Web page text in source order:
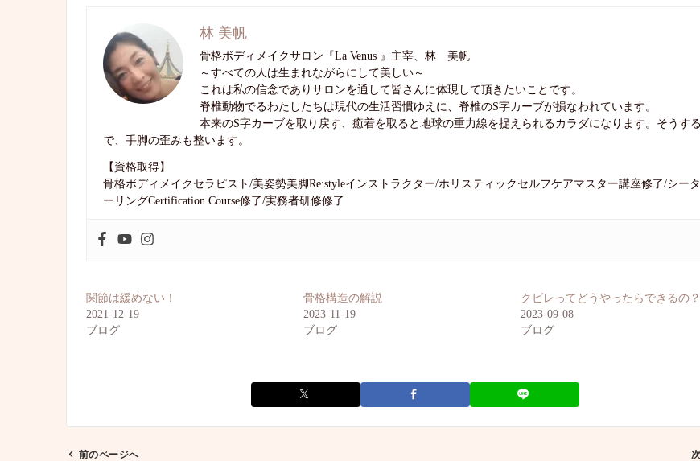
林 美帆
骨格ボディメイクサロン『La Venus 』主宰、林 美帆
～すべての人は生まれながらにして美しい～
これは私の信念でありサロンを通して皆さんに体現して頂きたいことです。
脊椎動物でるわたしたちは現代の生活習慣ゆえに、脊椎のS字カーブが損なわれています。
本来のS字カーブを取り戻す、癒着を取ると地球の重力線を捉えられるカラダになります。そうす
で、手脚の歪みも整います。
【資格取得】
骨格ボディメイクセラピスト/美姿勢美脚Re:styleインストラクター/ホリスティックセルフケアマスター講座修了/シー
ーリングCertification Course修了/実務者研修修了
関節は緩めない！
2021-12-19
ブログ
骨格構造の解説
2023-11-19
ブログ
クビレってどうやったらできるの？
2023-09-08
ブログ
前のページへ